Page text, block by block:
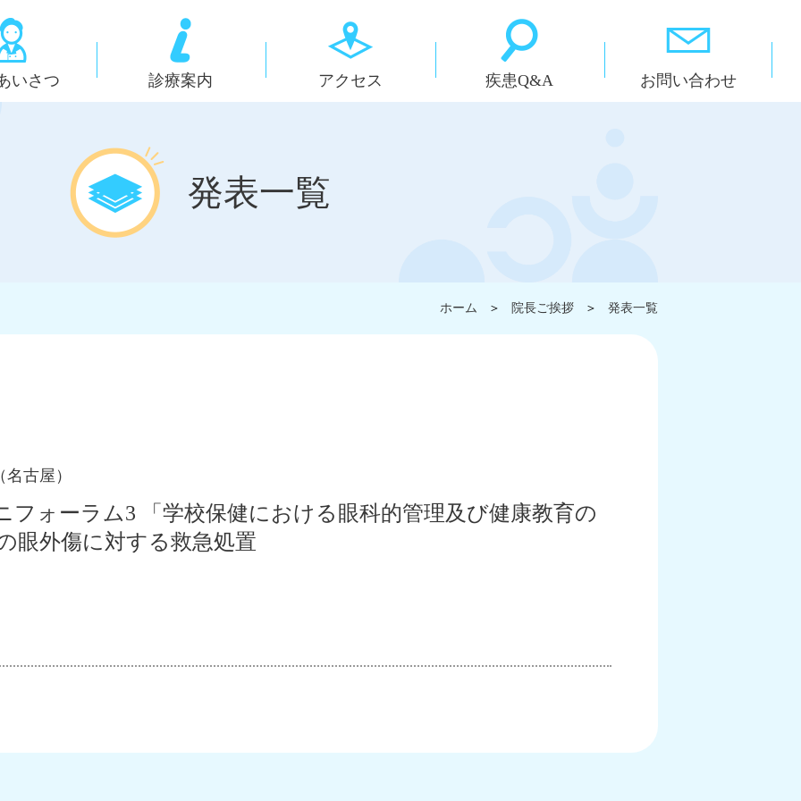
いさつ 診療案内 アクセス 疾患Q&A お問い合わせ
発表一覧
ホーム ＞ 院長ご挨拶 ＞ 発表一覧
古屋）
フォーラム3 「学校保健における眼科的管理及び健康教育の
眼外傷に対する救急処置